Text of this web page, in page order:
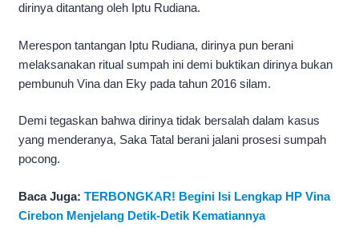
dirinya ditantang oleh Iptu Rudiana.
Merespon tantangan Iptu Rudiana, dirinya pun berani
melaksanakan ritual sumpah ini demi buktikan dirinya bukan
pembunuh Vina dan Eky pada tahun 2016 silam.
Demi tegaskan bahwa dirinya tidak bersalah dalam kasus
yang menderanya, Saka Tatal berani jalani prosesi sumpah
pocong.
Baca Juga: TERBONGKAR! Begini Isi Lengkap HP Vina
Cirebon Menjelang Detik-Detik Kematiannya